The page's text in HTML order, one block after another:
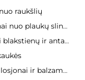
raukšlių
Šampūnai nuo plaukų slinkimo
Serumai blakstienų ir antakiams
Kremai, losjonai ir balzamai kūnui